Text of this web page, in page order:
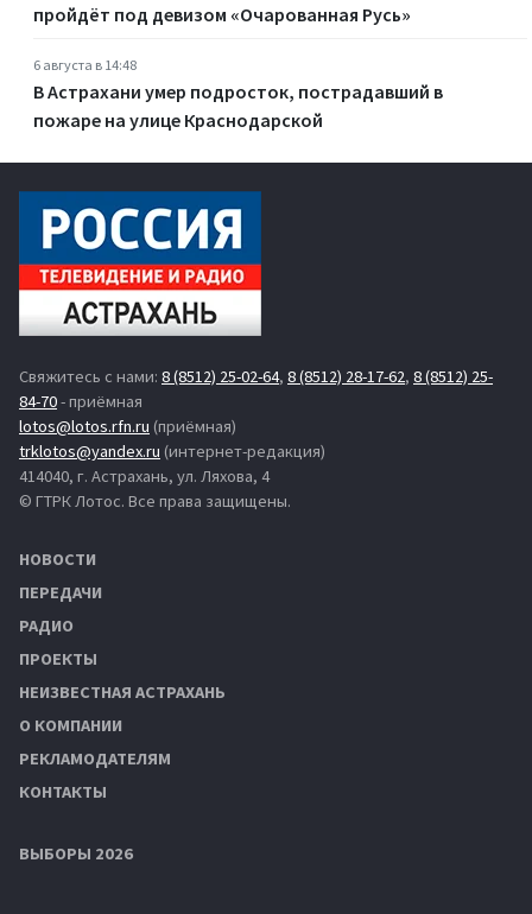
пройдёт под девизом «Очарованная Русь»
6 августа в 14:48
В Астрахани умер подросток, пострадавший в
пожаре на улице Краснодарской
Свяжитесь с нами: 8 (8512) 25-02-64, 8 (8512) 28-17-62, 8 (8512) 25-
84-70- приёмная
lotos@lotos.rfn.ru (приёмная)
trklotos@yandex.ru (интернет-редакция)
414040, г. Астрахань, ул. Ляхова, 4
© ГТРК Лотос. Все права защищены.
НОВОСТИ
ПЕРЕДАЧИ
РАДИО
ПРОЕКТЫ
НЕИЗВЕСТНАЯ АСТРАХАНЬ
О КОМПАНИИ
РЕКЛАМОДАТЕЛЯМ
КОНТАКТЫ
ВЫБОРЫ 2026